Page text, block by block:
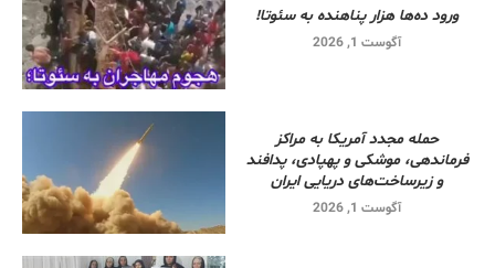
ورود ده‌ها هزار پناهنده به سئوتا!
آگوست 1, 2026
حمله مجدد آمریکا به مراکز
فرماندهی، موشکی و پهپادی، پدافند
و زیرساخت‌های دریایی ایران
آگوست 1, 2026